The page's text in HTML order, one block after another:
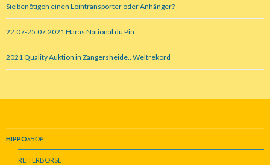
Sie benötigen einen Leihtransporter oder Anhänger?
22.07-25.07.2021 Haras National du Pin
2021 Quality Auktion in Zangersheide.. Weltrekord
HIPPOSHOP
REITERBÖRSE